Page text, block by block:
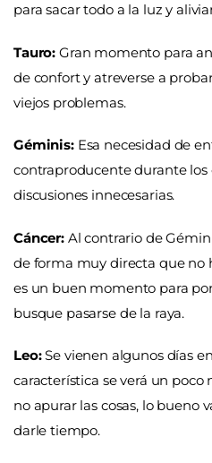
para sacar todo a la luz y
Tauro: Gran momento para
de confort y atreverse a
viejos problemas.
Géminis: Esa necesidad de
contraproducente durante los
discusiones innecesarias.
Cáncer:Al contrario de
de forma muy directa que no
es un buen momento para
busque pasarse de la raya.
Leo:Se vienen algunos días
característica se verá un
no apurar las cosas, lo bueno
darle tiempo.